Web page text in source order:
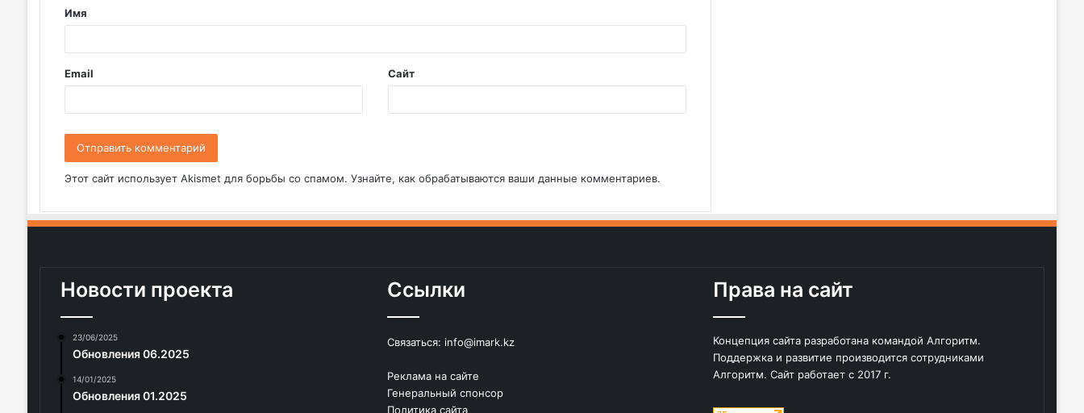
а
й
*
Имя
Email Сайт
Этот сайт использует Akismet для борьбы со спамом. Узнайте, как обрабатываются ваши данные комментариев.
Новости проекта
23/06/2025
Обновления 06.2025
14/01/2025
Обновления 01.2025
Ссылки
Связаться: info@imark.kz
Реклама на сайте
Генеральный спонсор
Политика сайта
Права на сайт
Концепция сайта разработана командой Алгоритм.
Поддержка и развитие производится сотрудниками
Алгоритм. Сайт работает с 2017 г.